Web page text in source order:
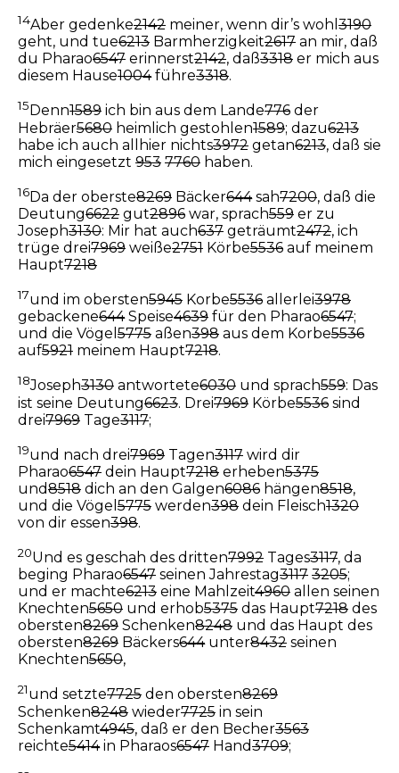
14Aber gedenke2142 meiner, wenn dir’s wohl 3190
geht, und tue6213 Barmherzigkeit2617 an mir, daß
du Pharao6547 erinnerst2142, daß3318 er mich aus
diesem Hause1004führe3318.
15 Denn1589 ich bin aus dem Lande776 der
Hebräer5680 heimlich gestohlen1589; dazu6213
habe ich auch allhier nichts3972 getan6213, daß sie
mich eingesetzt 953 7760 haben.
16Da der oberste8269 Bäcker644sah7200, daß die
Deutung6622 gut2896 war, sprach559 er zu
Joseph3130: Mir hat auch637 geträumt2472, ich
trüge drei7969 weiße2751 Körbe5536 auf meinem
Haupt7218
17und im obersten5945 Korbe5536 allerlei3978
gebackene644Speise4639 für den Pharao6547;
und die Vögel 5775 aßen398 aus dem Korbe5536
auf5921 meinem Haupt7218.
18Joseph3130 antwortete6030 und sprach559: Das
ist seine Deutung6623. Drei7969 Körbe5536 sind
drei7969 Tage3117;
19und nach drei7969 Tagen3117 wird dir
Pharao6547 dein Haupt7218 erheben5375
und8518 dich an den Galgen6086 hängen8518,
und die Vögel 5775 werden398 dein Fleisch1320
von dir essen398.
20Und es geschah des dritten7992 Tages3117, da
beging Pharao6547 seinen Jahrestag3117 3205;
und er machte6213 eine Mahlzeit4960 allen seinen
Knechten5650 und erhob5375 das Haupt7218 des
obersten8269 Schenken8248 und das Haupt des
obersten8269 Bäckers644unter8432 seinen
Knechten5650,
21und setzte7725 den obersten8269
Schenken8248 wieder7725 in sein
Schenkamt4945, daß er den Becher3563
reichte5414in Pharaos6547 Hand3709;